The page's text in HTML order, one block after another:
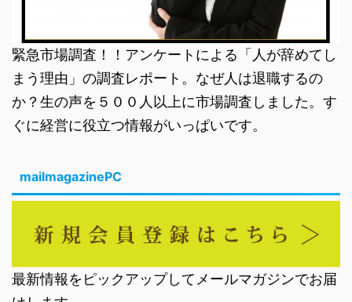
緊急市場調査！！アンケートによる「人が辞めてし
まう理由」の調査レポート。なぜ人は退職するの
か？生の声を５００人以上に市場調査しました。す
ぐに経営に役立つ情報がいっぱいです。
mailmagazinePC
最新情報をピックアップしてメールマガジンでお届